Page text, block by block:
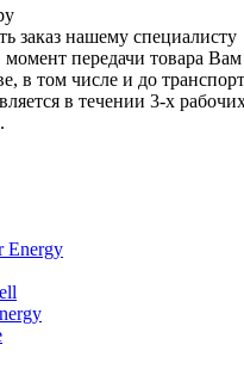
заказ нашему специалисту
момент передачи товара
в том числе и до
в течении 3-х
Energy